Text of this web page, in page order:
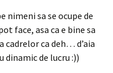
nimeni sa se ocupe de
face, asa ca e bine sa
ca deh… d’aia
de lucru :))